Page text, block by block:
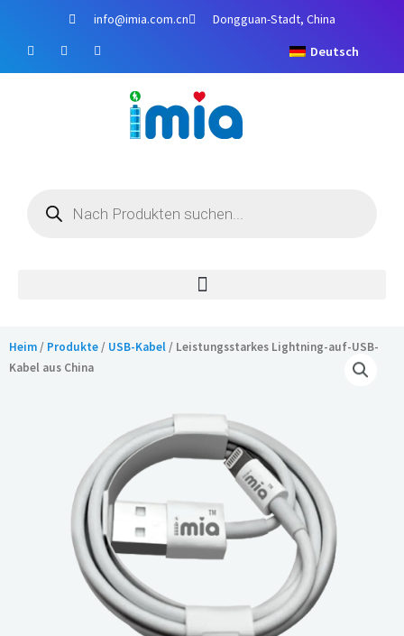
springen
info@imia.com.cn Dongguan-Stadt, China
F
a
c
Y
o
u
I
n
s
Deutsch
Heim/ Produkte/ USB-Kabel/ Leistungsstarkes Lightning-auf-USB-
Kabel aus China